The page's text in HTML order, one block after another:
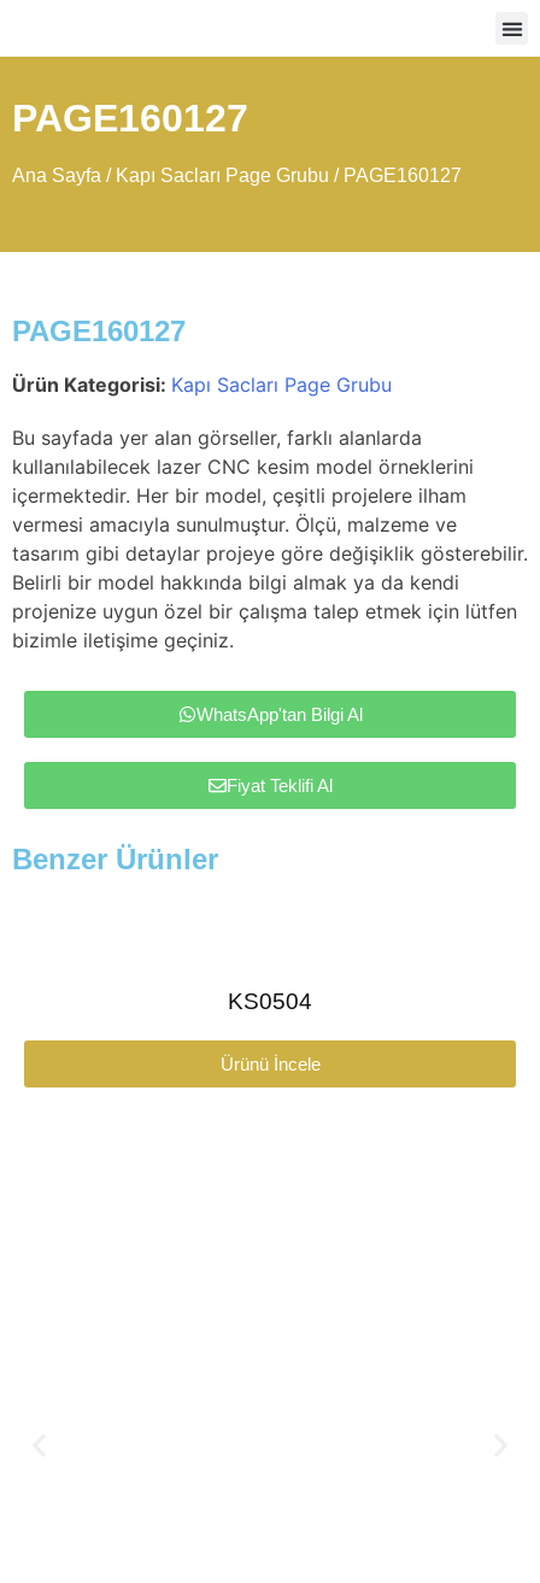
PAGE160127
Ana Sayfa / Kapı Sacları Page Grubu / PAGE160127
PAGE160127
Ürün Kategorisi: Kapı Sacları Page Grubu
Bu sayfada yer alan görseller, farklı alanlarda
kullanılabilecek lazer CNC kesim model örneklerini
içermektedir. Her bir model, çeşitli projelere ilham
vermesi amacıyla sunulmuştur. Ölçü, malzeme ve
tasarım gibi detaylar projeye göre değişiklik gösterebilir.
Belirli bir model hakkında bilgi almak ya da kendi
projenize uygun özel bir çalışma talep etmek için lütfen
bizimle iletişime geçiniz.
WhatsApp'tan Bilgi Al
Fiyat Teklifi Al
Benzer Ürünler
KS0504
Ürünü İncele